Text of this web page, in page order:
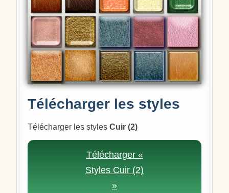
Télécharger les styles
Télécharger les stylesCuir (2)
Télécharger «
Styles Cuir (2)
»